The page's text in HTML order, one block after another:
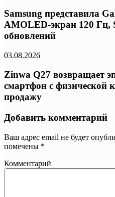
Samsung представила
AMOLED-экран 120 Гц,
обновлений
03.08.2026
Zinwa Q27 возвращает
смартфон с физической
продажу
Добавить комментарий
Ваш адрес email не будет
помечены *
Комментарий